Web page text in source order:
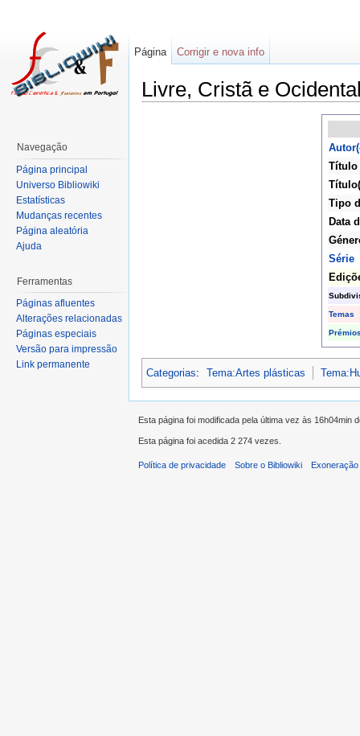
Livre, Cristã e
Título
Tipo
Data
Série
Temas
Categorias: Tema:Artes plásticas
Página Corrigir e nova info
Navegação
Página principal
Universo Bibliowiki
Estatísticas
Mudanças recentes
Página aleatória
Ajuda
Ferramentas
Páginas afluentes
Alterações relacionadas
Páginas especiais
Versão para impressão
Link permanente
Esta página foi modificada pela última vez às 16h04min
Esta página foi acedida 2 274 vezes.
Política de privacidade Sobre o Bibliowiki